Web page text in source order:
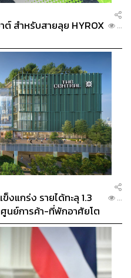
ต์ สำหรับสายลุย HYROX ...
แกร่ง รายได้ทะลุ 1.3
นย์การค้า-ที่พักอาศัยโต
...